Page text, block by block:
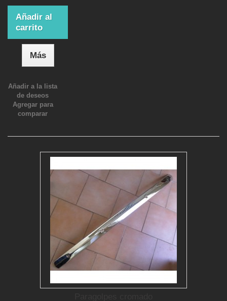
Añadir al
carrito
Más
Añadir a la lista
de deseos
Agregar para
comparar